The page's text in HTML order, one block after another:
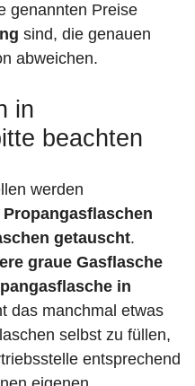
genannten Preise
sind, die genauen
abweichen.
in
beachten
werden
Propangasflaschen
getauscht.
graue Gasflasche
in
das manchmal etwas
selbst zu füllen,
entsprechend